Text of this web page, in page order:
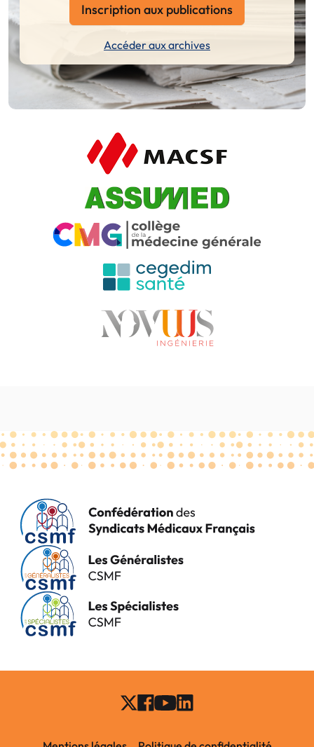
Inscription aux publications
Accéder aux archives